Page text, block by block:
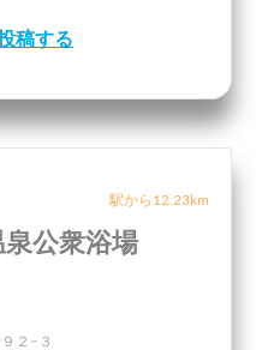
稿する
駅から12.23km
公衆浴場
２−３